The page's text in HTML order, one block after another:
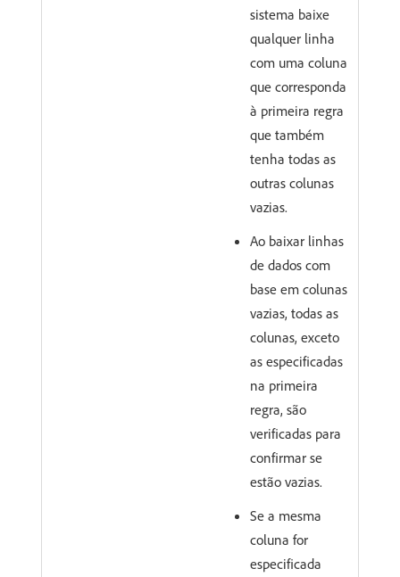
sistema baixe
qualquer linha
com uma coluna
que corresponda
à primeira regra
que também
tenha todas as
outras colunas
vazias.
Ao baixar linhas
de dados com
base em colunas
vazias, todas as
colunas, exceto
as especificadas
na primeira
regra, são
verificadas para
confirmar se
estão vazias.
Se a mesma
coluna for
especificada